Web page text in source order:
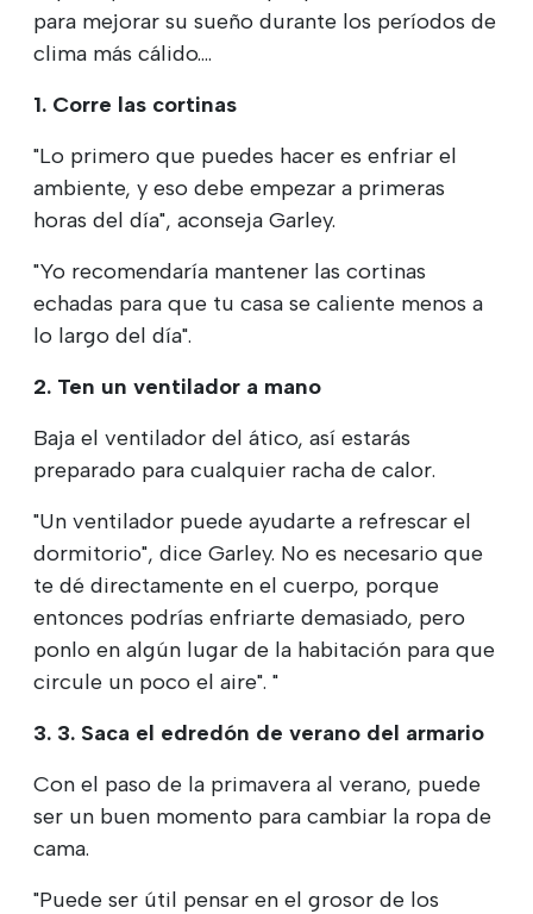
para mejorar su sueño durante los períodos de
clima más cálido....
1. Corre las cortinas
"Lo primero que puedes hacer es enfriar el
ambiente, y eso debe empezar a primeras
horas del día", aconseja Garley.
"Yo recomendaría mantener las cortinas
echadas para que tu casa se caliente menos a
lo largo del día".
2. Ten un ventilador a mano
Baja el ventilador del ático, así estarás
preparado para cualquier racha de calor.
"Un ventilador puede ayudarte a refrescar el
dormitorio", dice Garley. No es necesario que
te dé directamente en el cuerpo, porque
entonces podrías enfriarte demasiado, pero
ponlo en algún lugar de la habitación para que
circule un poco el aire". "
3. 3. Saca el edredón de verano del armario
Con el paso de la primavera al verano, puede
ser un buen momento para cambiar la ropa de
cama.
"Puede ser útil pensar en el grosor de los